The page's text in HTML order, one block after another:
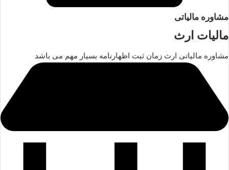
مشاوره مالیاتی
مالیات ارث
مشاوره مالیاتی ارث زمان ثبت اظهارنامه بسیار مهم می باشد